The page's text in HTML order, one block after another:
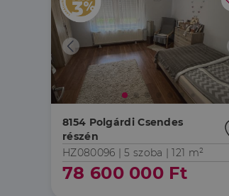
8154 Polgárdi Csendes
részén
HZ080096 |5 szoba | 121 m²
78 600 000 Ft